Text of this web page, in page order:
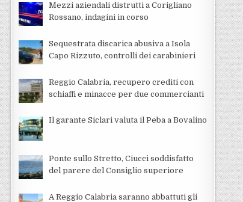
Mezzi aziendali distrutti a Corigliano
Rossano, indagini in corso
Sequestrata discarica abusiva a Isola
Capo Rizzuto, controlli dei carabinieri
Reggio Calabria, recupero crediti con
schiaffi e minacce per due commercianti
Il garante Siclari valuta il Peba a Bovalino
Ponte sullo Stretto, Ciucci soddisfatto
del parere del Consiglio superiore
A Reggio Calabria saranno abbattuti gli